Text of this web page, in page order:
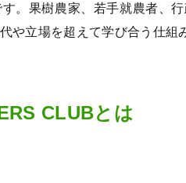
。果樹農家、若手就農者、
や立場を超えて学び合う仕組
CLUBとは